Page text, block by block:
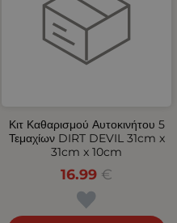
Κιτ Καθαρισμού Αυτοκινήτου 5
Τεμαχίων DIRT DEVIL 31cm x
31cm x 10cm
16.99 €